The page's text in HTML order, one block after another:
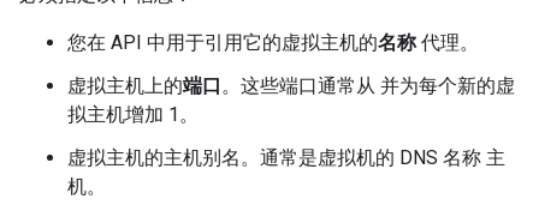
您在 API 中用于引用它的虚拟主机的名称代理。
虚拟主机上的端口。这些端口通常从 并为每个新的虚
拟主机增加 1。
虚拟主机的主机别名。通常是虚拟机的 DNS 名称 主
机。